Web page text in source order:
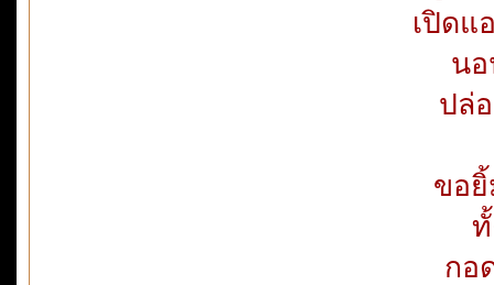
เปิดแ
น
ปล่
ขอยิ้
กอ